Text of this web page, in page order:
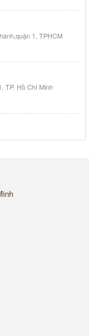
1, TPHCM
TP. Hồ Chí Minh